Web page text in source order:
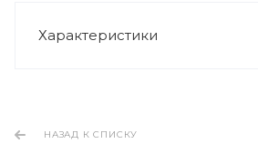
Характеристики
НАЗАД К СПИСКУ